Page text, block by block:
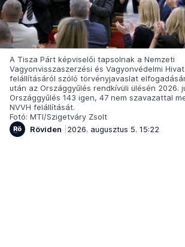
A Tisza Párt képviselői tapsolnak a Nemzeti
Vagyonvisszaszerzési és Vagyonvédelmi
felállításáról szóló törvényjavaslat
után az Országgyűlés rendkívüli ülésén 2026.
Országgyűlés 143 igen, 47 nem szavazattal
NVVH felállítását.
Fotó: MTI/Szigetváry Zsolt
Röviden
2026. augusztus 5. 15:22